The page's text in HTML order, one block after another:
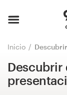
Inicio Descubrir
Descubrir
Explorar
Cómo es
Tarjeta de